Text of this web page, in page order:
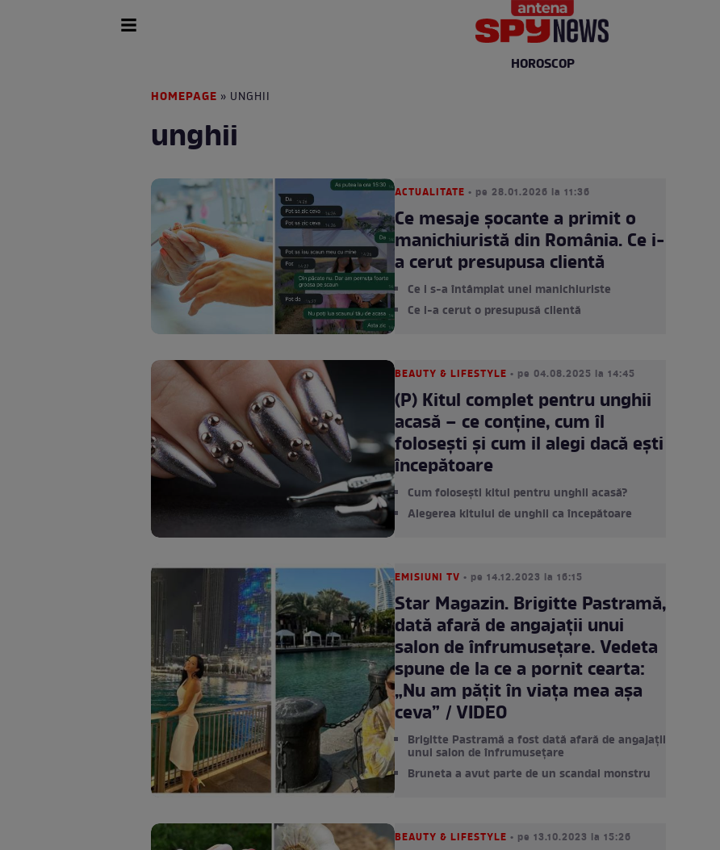
HOROSCOP
HOMEPAGE » UNGHII
unghii
ACTUALITATE • pe 28.01.2026 la 11:36
Ce mesaje șocante a primit o
manichiuristă din România. Ce i-
a cerut presupusa clientă
Ce i s-a întâmplat unei manichiuriste
Ce i-a cerut o presupusă clientă
BEAUTY & LIFESTYLE • pe 04.08.2025 la 14:45
(P) Kitul complet pentru unghii
acasă – ce conține, cum îl
folosești și cum il alegi dacă ești
începătoare
Cum folosești kitul pentru unghii acasă?
Alegerea kitului de unghii ca începătoare
EMISIUNI TV • pe 14.12.2023 la 16:15
Star Magazin. Brigitte Pastramă,
dată afară de angajații unui
salon de înfrumusețare. Vedeta
spune de la ce a pornit cearta:
„Nu am pățit în viața mea așa
ceva” / VIDEO
Brigitte Pastramă a fost dată afară de angajații
unui salon de înfrumusețare
Bruneta a avut parte de un scandal monstru
BEAUTY & LIFESTYLE • pe 13.10.2023 la 15:26